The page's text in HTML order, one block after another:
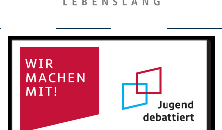
Projektpräsentation der 6d für den BGC
16.05.2025
Kurzfilme über den Izmir-Austausch im Kino
22.04.2025
KI-Fortbildung der Lehrerschaft
Null-Tage-Feier und Ferien!